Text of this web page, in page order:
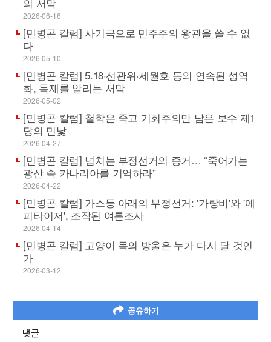
2026-06-16
[민병곤 칼럼] 사기극으로 민주주의 왕관을 쓸 수 없
다
2026-05-10
[민병곤 칼럼] 5.18·선관위·세월호 등의 연속된 성역
화, 독재를 알리는 서막
2026-05-02
[민병곤 칼럼] 철학은 죽고 기회주의만 남은 보수 제1
당의 민낯
2026-04-27
[민병곤 칼럼] 넘치는 부정선거의 증거… “죽어가는
광산 속 카나리아를 기억하라”
2026-04-22
[민병곤 칼럼] 가스등 아래의 부정선거: '가랑비'와 '에
피타이저', 조작된 여론조사
2026-04-14
[민병곤 칼럼] 고양이 목의 방울은 누가 다시 달 것인
가
2026-03-12
공유하기
댓글